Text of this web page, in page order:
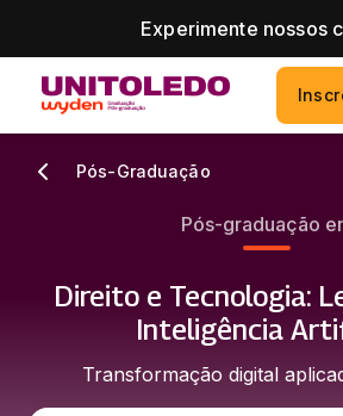
Experimente nossos
Pós-Graduação
Pós-graduação
Direito e Tecnologia:
Inteligência
Transformação digital